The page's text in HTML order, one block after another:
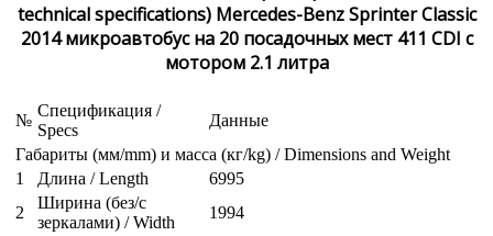
technical specifications) Mercedes-Benz Sprinter Classic
2014 микроавтобус на 20 посадочных мест 411 CDI с
мотором 2.1 литра
№
Спецификация /
Specs
Данные
Габариты (мм/mm) и масса (кг/kg) / Dimensions and Weight
1
Длина / Length
6995
2
Ширина (без/с
зеркалами) / Width
1994